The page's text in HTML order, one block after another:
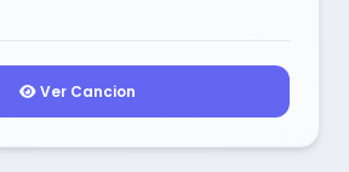
Ver Cancion